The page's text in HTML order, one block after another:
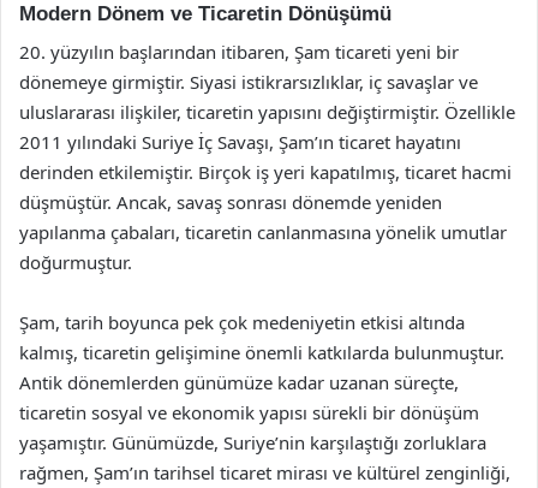
Modern Dönem ve Ticaretin Dönüşümü
20. yüzyılın başlarından itibaren, Şam ticareti yeni bir
dönemeye girmiştir. Siyasi istikrarsızlıklar, iç savaşlar ve
uluslararası ilişkiler, ticaretin yapısını değiştirmiştir. Özellikle
2011 yılındaki Suriye İç Savaşı, Şam’ın ticaret hayatını
derinden etkilemiştir. Birçok iş yeri kapatılmış, ticaret hacmi
düşmüştür. Ancak, savaş sonrası dönemde yeniden
yapılanma çabaları, ticaretin canlanmasına yönelik umutlar
doğurmuştur.
Şam, tarih boyunca pek çok medeniyetin etkisi altında
kalmış, ticaretin gelişimine önemli katkılarda bulunmuştur.
Antik dönemlerden günümüze kadar uzanan süreçte,
ticaretin sosyal ve ekonomik yapısı sürekli bir dönüşüm
yaşamıştır. Günümüzde, Suriye’nin karşılaştığı zorluklara
rağmen, Şam’ın tarihsel ticaret mirası ve kültürel zenginliği,